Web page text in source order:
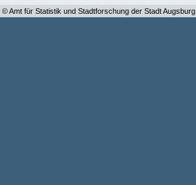
© Amt für Statistik und Stadtforschung der Stadt Augsburg